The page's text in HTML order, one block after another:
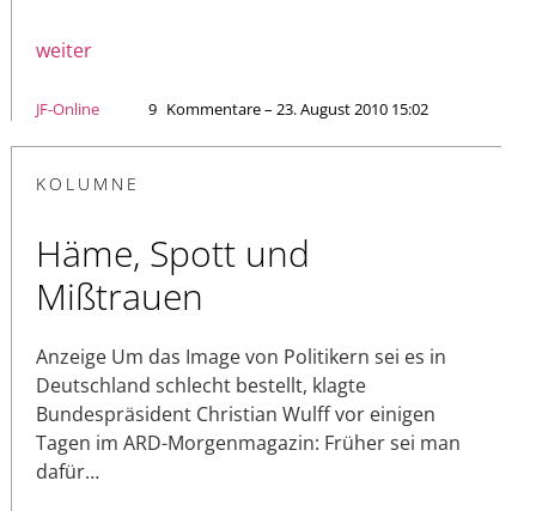
weiter
JF-Online 9 Kommentare – 23. August 2010 15:02
KOLUMNE
Häme, Spott und
Mißtrauen
Anzeige Um das Image von Politikern sei es in
Deutschland schlecht bestellt, klagte
Bundespräsident Christian Wulff vor einigen
Tagen im ARD-Morgenmagazin: Früher sei man
dafür…